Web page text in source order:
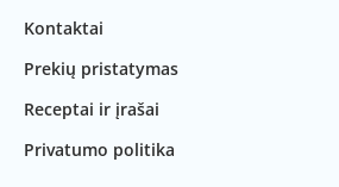
Kontaktai
Prekių pristatymas
Receptai ir įrašai
Privatumo politika